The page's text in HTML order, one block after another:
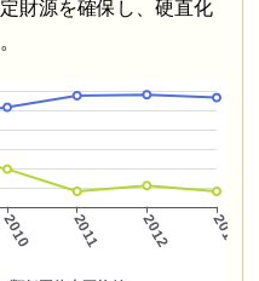
財源を確保し、硬直化